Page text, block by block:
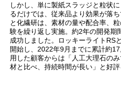
しかし、単に製紙スラッジと粒状
るだけでは、従来品より効果が落
と化繊研は、素材の量や配合率、
験を繰り返し実施。約2年の開発期
成功しました。ロッキーライトRS
開始し、2022年9月までに累計約
用した顧客からは「人工大理石の
材と比べ、持続時間が長い」と好評